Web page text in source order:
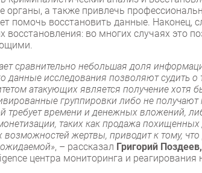
органы, а также привлечь
помочь восстановить данные. Наконец,
во многих случаях это
сравнительно небольшая доля
данные исследования позволяют судить о
атакующих является получение хотя
группировки либо не получают
требует времени и денежных вложений,
таких как продажа похищенных
жертвы, приводит к тому,
, – рассказал Григорий Поздеев,
центра мониторинга и реагирования